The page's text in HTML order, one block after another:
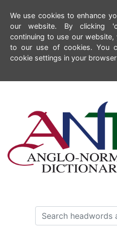
We use cookies to enhance
our website. By clicking
continuing to use our website,
to our use of cookies. You
cookie settings in your